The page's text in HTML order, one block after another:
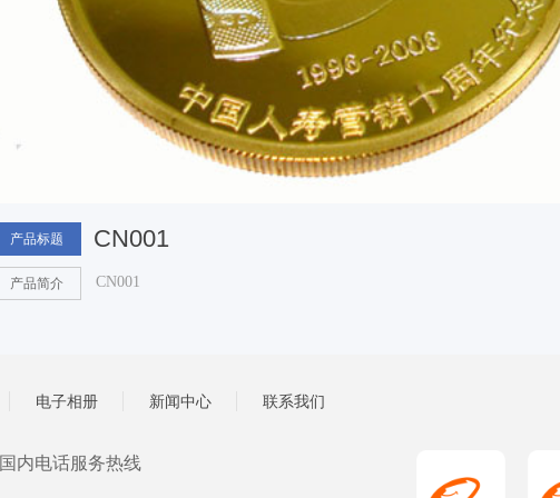
CN001
CN001
产品标题
产品简介
国内电话服务热线
电子相册 新闻中心 联系我们